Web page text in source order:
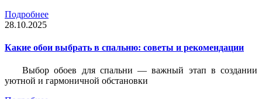
Подробнее
28.10.2025
Какие обои выбрать в спальню: советы и рекомендации
Выбор обоев для спальни — важный этап в создании
уютной и гармоничной обстановки